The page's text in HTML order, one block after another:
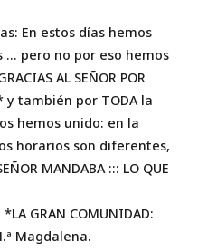
En estos días hemos
… pero no por eso hemos
AL SEÑOR POR
y también por TODA la
hemos unido: en la
horarios son diferentes,
MANDABA ::: LO QUE
GRAN COMUNIDAD:
Magdalena.